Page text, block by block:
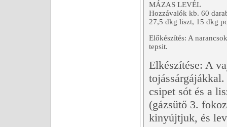
MÁZAS LEVÉL
Hozzávalók kb. 60
27,5 dkg liszt, 15 dkg
Előkészítés: A
tepsit.
Elkészítése: A
csipet sót és a
(gázsütő 3.
kinyújtjuk, és